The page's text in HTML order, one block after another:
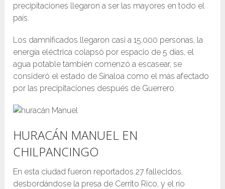
precipitaciones llegaron a ser las mayores en todo el
país.
Los damnificados llegaron casi a 15.000 personas, la
energía eléctrica colapsó por espacio de 5 días, el
agua potable también comenzó a escasear, se
consideró el estado de Sinaloa como el más afectado
por las precipitaciones después de Guerrero.
HURACÁN MANUEL EN
CHILPANCINGO
En esta ciudad fueron reportados 27 fallecidos,
desbordándose la presa de Cerrito Rico, y el río